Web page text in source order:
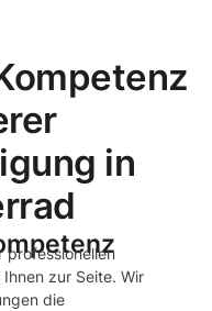
in
professionellen
zur Seite. Wir
die